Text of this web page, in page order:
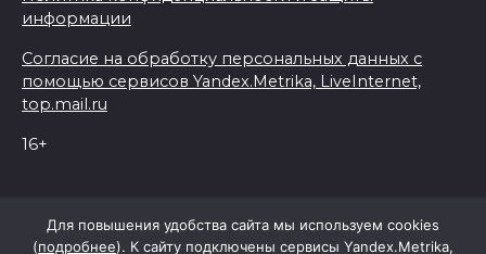
информации
Согласие на обработку персональных данных с
помощью сервисов Yandex.Metrika, LiveInternet,
top.mail.ru
16+
Для повышения удобства сайта мы используем cookies
(подробнее). К сайту подключены сервисы Yandex.Metrika,